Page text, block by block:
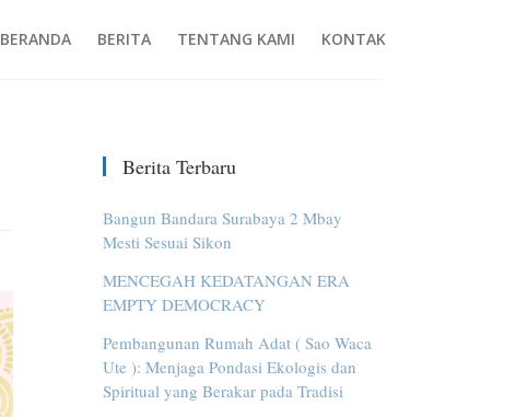
BERANDA BERITA TENTANG KAMI KONTAK
Berita Terbaru
Bangun Bandara Surabaya 2 Mbay
Mesti Sesuai Sikon
MENCEGAH KEDATANGAN ERA
EMPTY DEMOCRACY
Pembangunan Rumah Adat ( Sao Waca
Ute ): Menjaga Pondasi Ekologis dan
Spiritual yang Berakar pada Tradisi